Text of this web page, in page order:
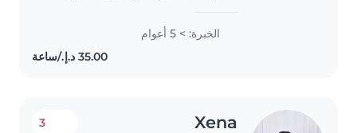
earth,responsible,like
nature,funny,like
singing,dancing,reading,i like..
الخبرة: > 5 أعوام
Xena
3